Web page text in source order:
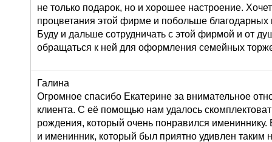
не только подарок, но и хорошее настроение.
процветания этой фирме и побольше благодарных
Буду и дальше сотрудничать с этой фирмой и от
обращаться к ней для оформления семейных
Галина
Огромное спасибо Екатерине за внимательное
клиента. С её помощью нам удалось
рождения, который очень понравился имениннику.
и именинник, который был приятно удивлен таким